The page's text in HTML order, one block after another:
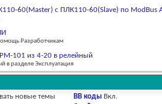
60(Master) с ПЛК110-60(Slave) по ModBus
Разработчикам
101 из 4-20 в релейный
в разделе Эксплуатация
новые темы
BB коды Вкл.